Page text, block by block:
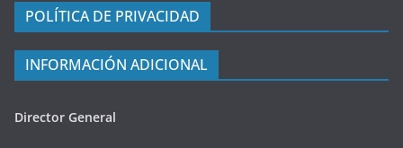
POLÍTICA DE PRIVACIDAD
INFORMACIÓN ADICIONAL
Director General